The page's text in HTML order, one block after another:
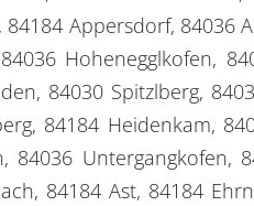
Appersdorf, 84036
Hohenegglkofen,
84030 Spitzlberg,
84184 Heidenkam,
Untergangkofen,
84184 Ast, 84184